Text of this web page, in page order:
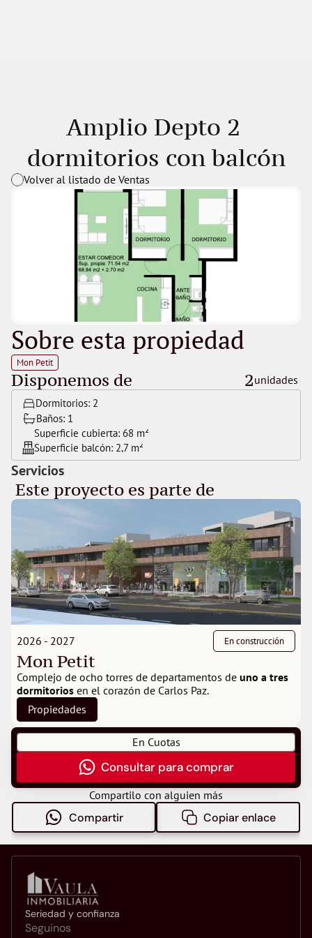
Amplio Depto 2
dormitorios con balcón
Volver al listado de Ventas
Sobre esta propiedad
Mon Petit
Disponemos de 2unidades
Dormitorios: 2
Baños: 1
Superficie cubierta: 68 m²
Superficie balcón: 2,7 m²
Servicios
Este proyecto es parte de
2026 - 2027 En construcción
Mon Petit
Complejo de ocho torres de departamentos de uno a tres
dormitorios en el corazón de Carlos Paz.
Propiedades
En Cuotas
Consultar para comprar
Compartilo con alguien más
Compartir Copiar enlace
Seriedad y confianza
Seguinos